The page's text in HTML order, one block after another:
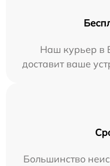
Наш курьер в
доставит ваше
Большинство